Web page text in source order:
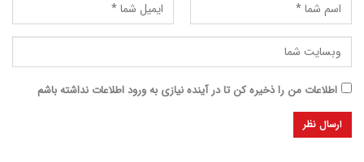
اطلاعات من را ذخیره کن تا در آینده نیازی به ورود اطلاعات نداشته باشم